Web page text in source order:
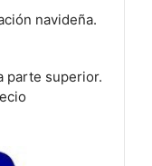
navideña.
parte superior.